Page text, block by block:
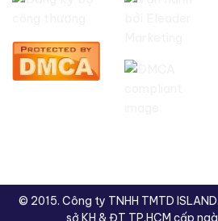
© 2015. Công ty TNHH TMTD
sở KH & ĐT TP.HCM cấp